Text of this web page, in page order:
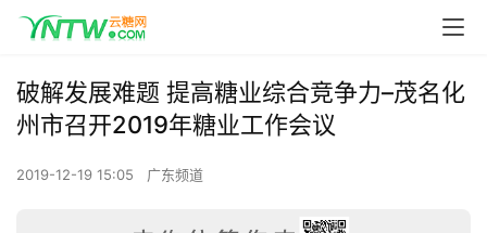
破解发展难题 提高糖业综合竞争力–茂名化
州市召开2019年糖业工作会议
2019-12-19 15:05 广东频道